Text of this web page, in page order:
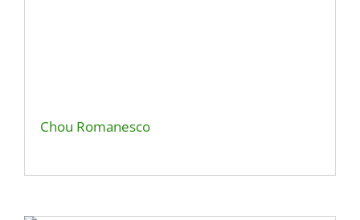
Chou Romanesco